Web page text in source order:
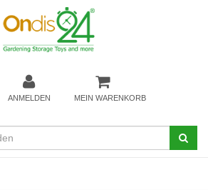
ANMELDEN MEIN WARENKORB